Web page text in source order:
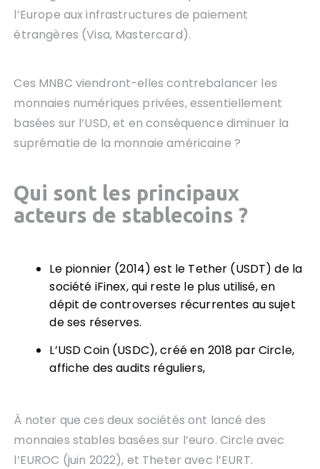
l’Europe aux infrastructures de paiement
étrangères (Visa, Mastercard).
Ces MNBC viendront-elles contrebalancer les
monnaies numériques privées, essentiellement
basées sur l’USD, et en conséquence diminuer la
suprématie de la monnaie américaine ?
Qui sont les principaux
acteurs de stablecoins ?
Le pionnier (2014) est le Tether (USDT) de la
société iFinex, qui reste le plus utilisé, en
dépit de controverses récurrentes au sujet
de ses réserves.
L’USD Coin (USDC), créé en 2018 par Circle,
affiche des audits réguliers,
À noter que ces deux sociétés ont lancé des
monnaies stables basées sur l’euro. Circle avec
l’EUROC (juin 2022), et Theter avec l’EURT.